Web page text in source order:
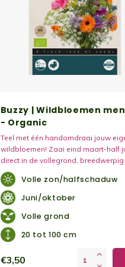
Buzzy | Wildbloemen
- Organic
Teel met één handomdraai jouw
wildbloemen! Zaai eind maart-half
direct in de vollegrond, breedwerpig
regels. Eventueel iets uitdunnen.
circa 1 gram per m2.
Volle zon/halfschaduw
Juni/oktober
Volle grond
20 tot 100 cm
€3,50